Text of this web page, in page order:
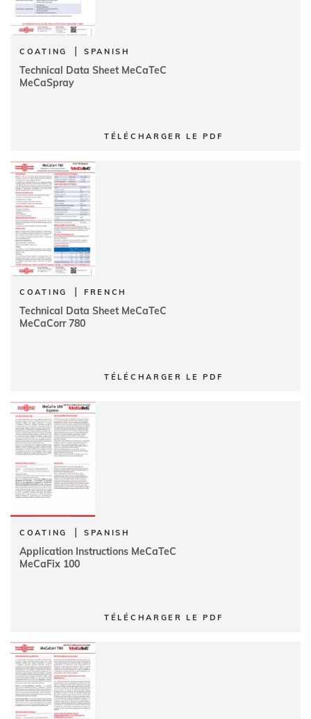
COATING | SPANISH
Technical Data Sheet MeCaTeC
MeCaSpray
TÉLÉCHARGER LE PDF
COATING | FRENCH
Technical Data Sheet MeCaTeC
MeCaCorr 780
TÉLÉCHARGER LE PDF
COATING | SPANISH
Application Instructions MeCaTeC
MeCaFix 100
TÉLÉCHARGER LE PDF